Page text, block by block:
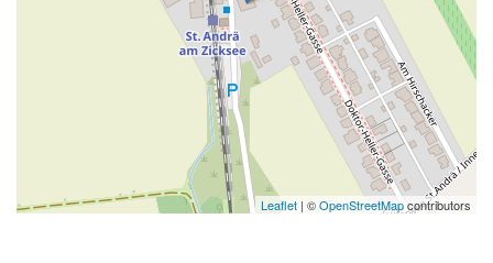
Leaflet | ©OpenStreetMapcontributors